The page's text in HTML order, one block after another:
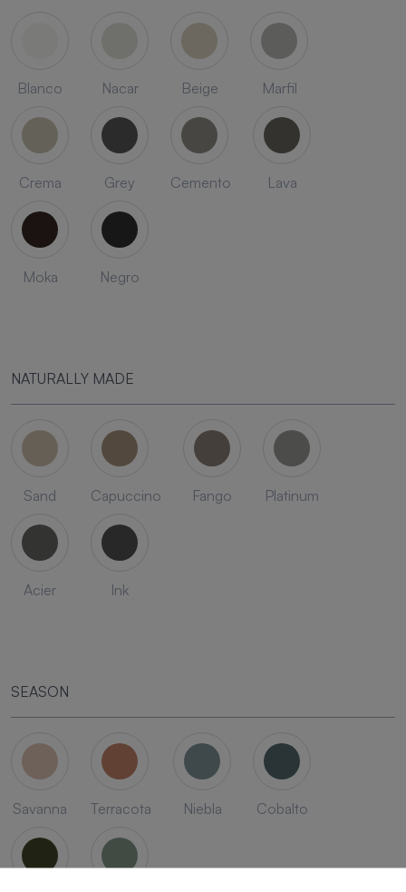
Blanco Nacar Beige Marfil
Crema Grey Cemento Lava
Moka Negro
NATURALLY MADE
Sand Capuccino Fango Platinum
Acier Ink
SEASON
Savanna Terracota Niebla Cobalto